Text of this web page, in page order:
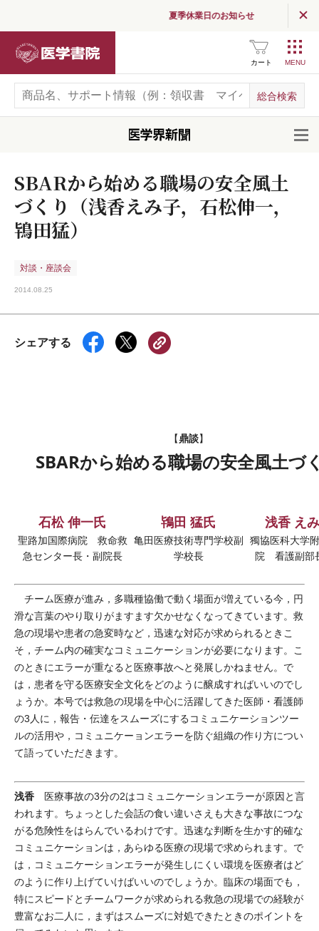
夏季休業日のお知らせ
カート
SBARから始める職場の安全風土
づくり（浅香えみ子，石松伸一，
鴇田猛）
対談・座談会
2014.08.25
シェアする
【鼎談】
SBARから始める職場の安全風土づ
石松 伸一氏
聖路加国際病院 救命救
急センター長・副院長
鴇田 猛氏
亀田医療技術専門学校副
学校長
浅香 え
獨協医科大学
院 看護副部
チーム医療が進み，多職種協働で動く場面が増えている今，円
滑な言葉のやり取りがますます欠かせなくなってきています。救
急の現場や患者の急変時など，迅速な対応が求められるときこ
そ，チーム内の確実なコミュニケーションが必要になります。こ
のときにエラーが重なると医療事故へと発展しかねません。で
は，患者を守る医療安全文化をどのように醸成すればいいのでし
ょうか。本号では救急の現場を中心に活躍してきた医師・看護師
の3人に，報告・伝達をスムーズにするコミュニケーションツー
ルの活用や，コミュニケーョンエラーを防ぐ組織の作り方につい
て語っていただきます。
浅香 医療事故の3分の2はコミュニケーションエラーが原因と言
われます。ちょっとした会話の食い違いさえも大きな事故につな
がる危険性をはらんでいるわけです。迅速な判断を生かす的確な
コミュニケーションは，あらゆる医療の現場で求められます。で
は，コミュニケーションエラーが発生しにくい環境を医療者はど
のように作り上げていけばいいのでしょうか。臨床の場面でも，
特にスピードとチームワークが求められる救急の現場での経験が
豊富なお二人に，まずはスムーズに対処できたときのポイントを